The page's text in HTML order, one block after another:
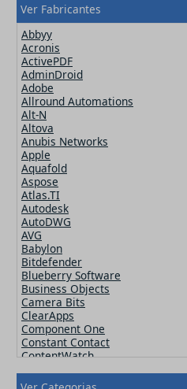
Ver Fabricantes
Abbyy
Acronis
ActivePDF
AdminDroid
Adobe
Allround Automations
Alt-N
Altova
Anubis Networks
Apple
Aquafold
Aspose
Atlas.TI
Autodesk
AutoDWG
AVG
Babylon
Bitdefender
Blueberry Software
Business Objects
Camera Bits
ClearApps
Component One
Constant Contact
ContentWatch
Crucial